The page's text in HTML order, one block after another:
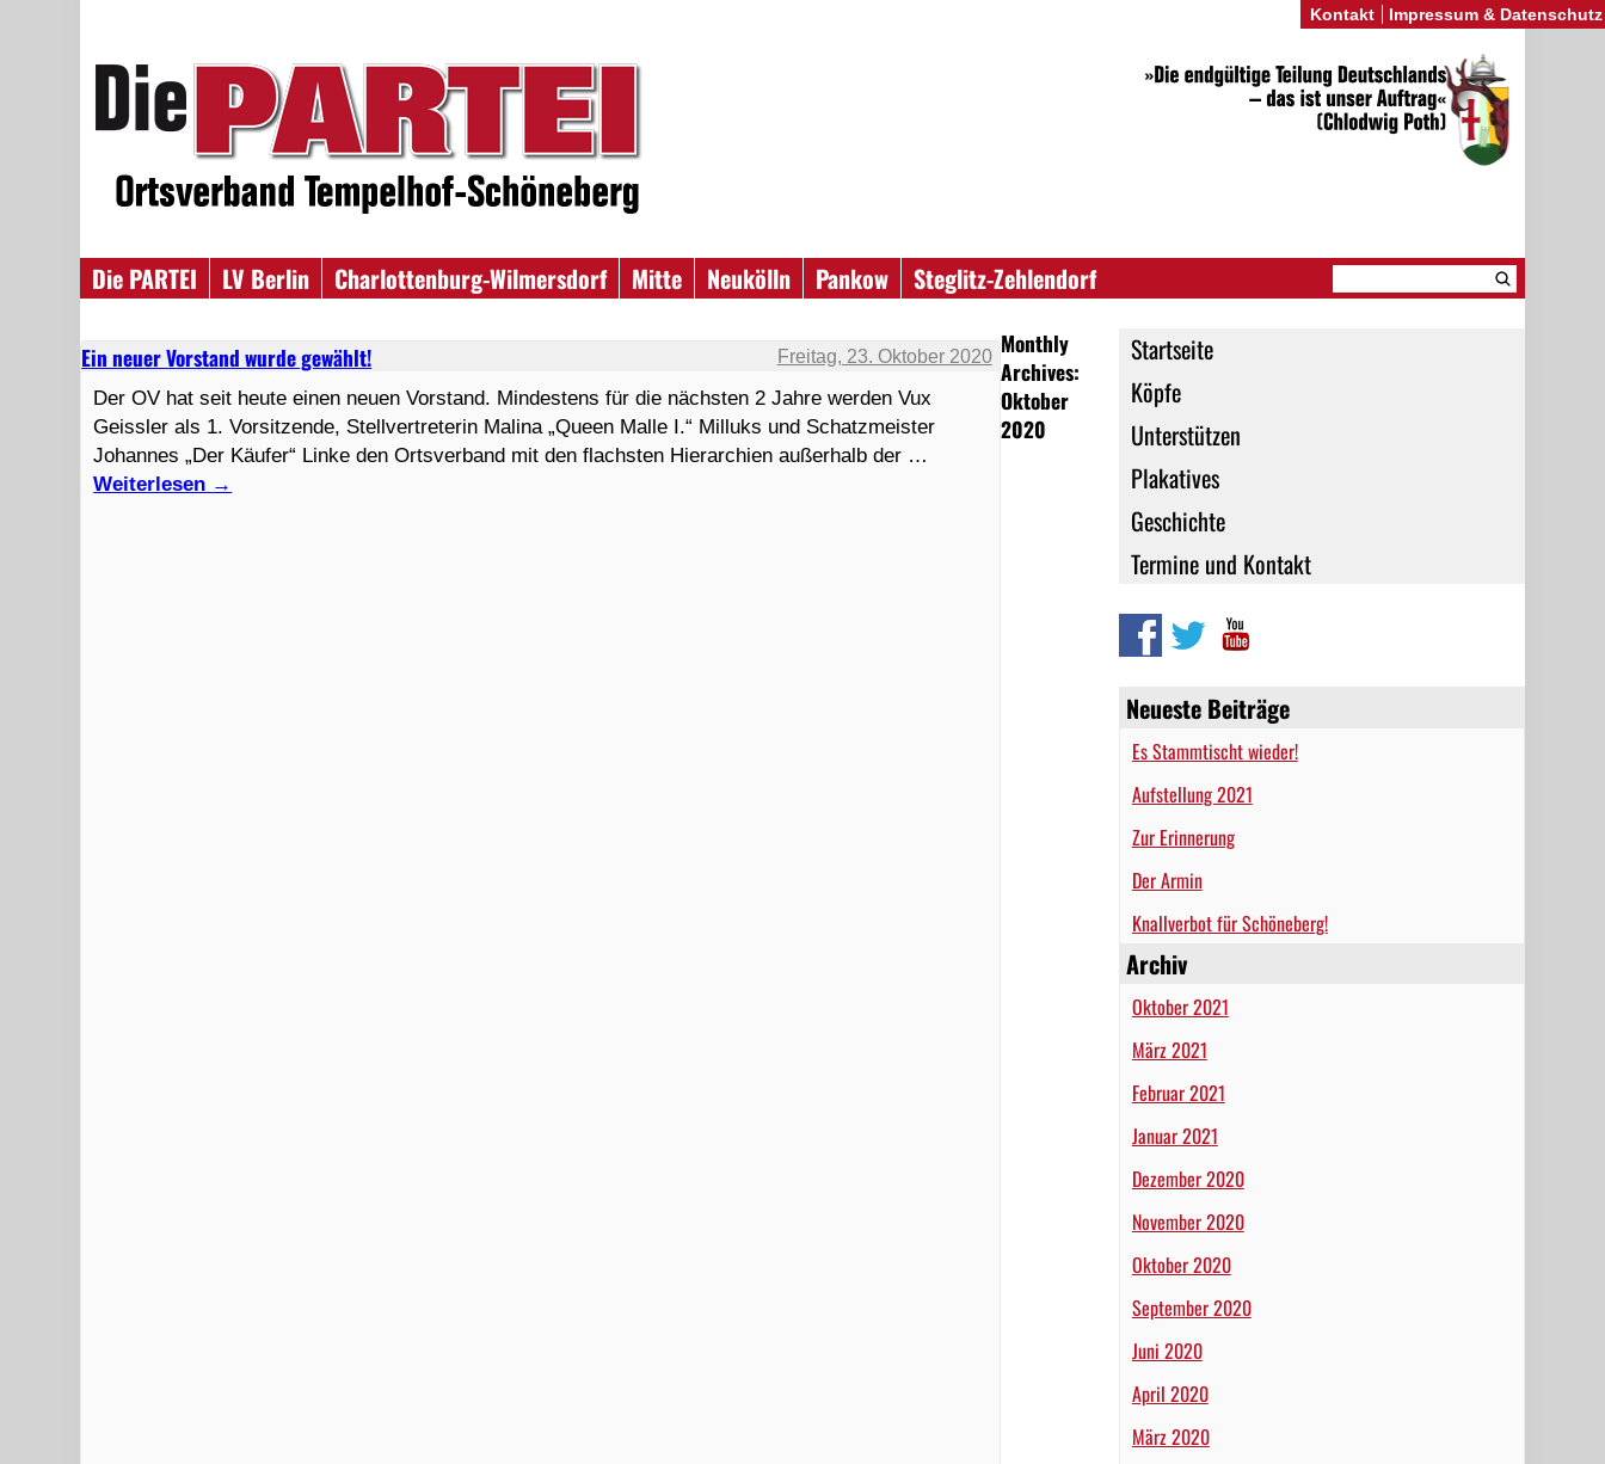
Die PARTEI LV Berlin Charlottenburg-Wilmersdorf Mitte Neukölln Pankow
Steglitz-Zehlendorf
Startseite
Köpfe
Unterstützen
Plakatives
Geschichte
Termine und Kontakt
Neueste Beiträge
Es Stammtischt wieder!
Aufstellung 2021
Zur Erinnerung
Der Armin
Knallverbot für Schöneberg!
Archiv
Oktober 2021
März 2021
Februar 2021
Januar 2021
Dezember 2020
November 2020
Oktober 2020
September 2020
Juni 2020
April 2020
März 2020
Monthly
Archives:
Oktober
2020
Ein neuer Vorstand wurde gewählt! Freitag, 23. Oktober 2020
Der OV hat seit heute einen neuen Vorstand. Mindestens für die nächsten 2 Jahre werden Vux
Geissler als 1. Vorsitzende, Stellvertreterin Malina „Queen Malle I.“ Milluks und Schatzmeister
Johannes „Der Käufer“ Linke den Ortsverband mit den flachsten Hierarchien außerhalb der …
Weiterlesen →
Kontakt Impressum & Datenschutz